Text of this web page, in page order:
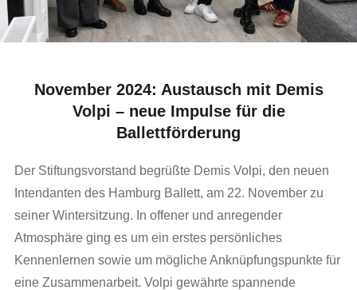
November 2024: Austausch mit Demis
Volpi – neue Impulse für die
Ballettförderung
Der Stiftungsvorstand begrüßte Demis Volpi, den neuen
Intendanten des Hamburg Ballett, am 22. November zu
seiner Wintersitzung. In offener und anregender
Atmosphäre ging es um ein erstes persönliches
Kennenlernen sowie um mögliche Anknüpfungspunkte für
eine Zusammenarbeit. Volpi gewährte spannende